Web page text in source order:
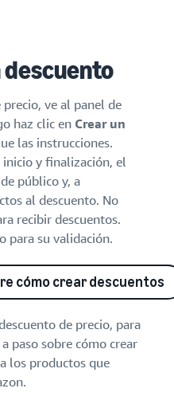
ve al panel de
haz clic en Crear un
las instrucciones.
inicio y finalización, el
público y, a
al descuento. No
recibir descuentos.
para su validación.
cómo crear descuentos
de precio, para
paso sobre cómo crear
los productos que